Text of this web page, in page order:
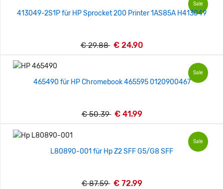
Sale
413049-2S1P für HP Sprocket 200 Printer 1AS85A H413049
€ 29.88 € 24.90
Sale
465490 für HP Chromebook 465595 0120900467
€ 50.39 € 41.99
Sale
L80890-001 für Hp Z2 SFF G5/G8 SFF
€ 87.59 € 72.99